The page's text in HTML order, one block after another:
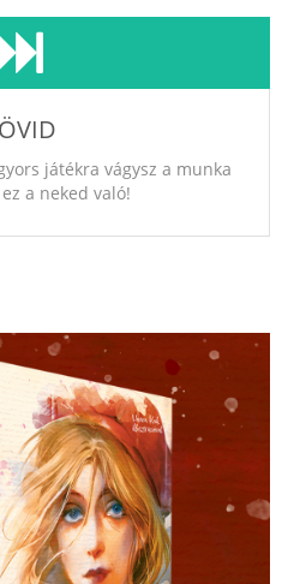
játékra vágysz a munka
a neked való!